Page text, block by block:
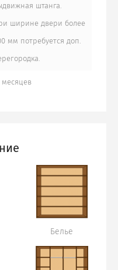
штанга.
ширине двери более
мм потребуется доп.
месяцев
Белье